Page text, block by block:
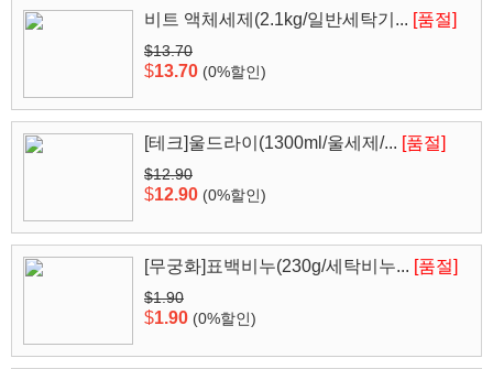
비트 액체세제(2.1kg/일반세탁기... [품절]
$13.70
$13.70 (0%할인)
[테크]울드라이(1300ml/울세제/... [품절]
$12.90
$12.90 (0%할인)
[무궁화]표백비누(230g/세탁비누... [품절]
$1.90
$1.90 (0%할인)